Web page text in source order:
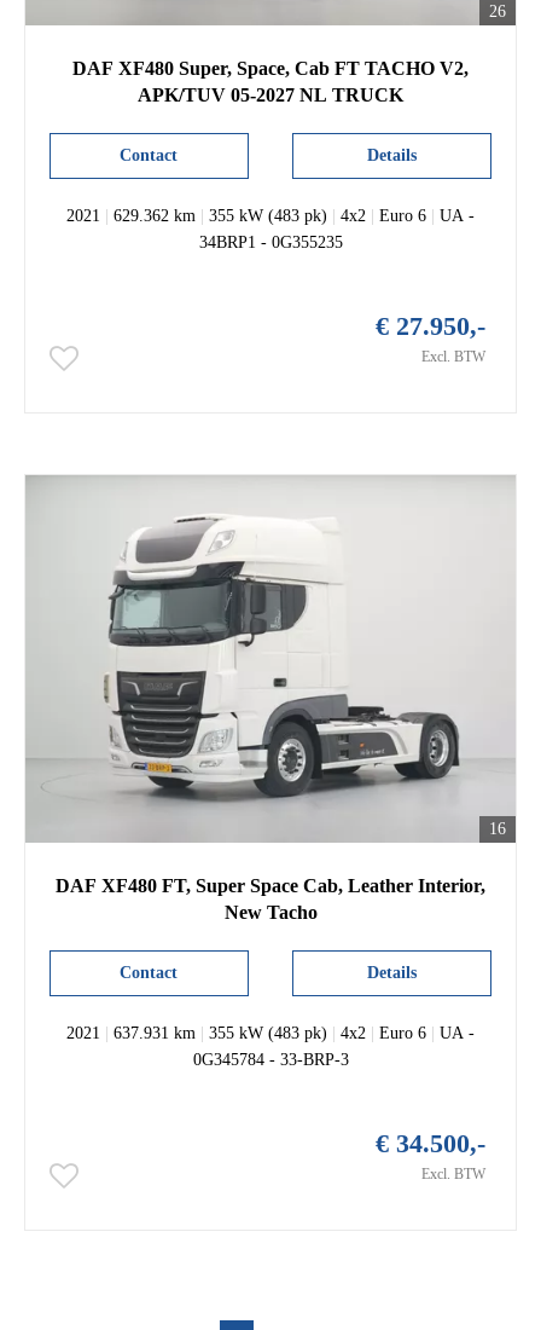
26
DAF XF480 Super, Space, Cab FT TACHO V2,
APK/TUV 05-2027 NL TRUCK
Details
Contact
2021 | 629.362 km | 355 kW (483 pk) | 4x2 | Euro 6 | UA -
34BRP1 - 0G355235
€ 27.950,-
Excl. BTW
16
DAF XF480 FT, Super Space Cab, Leather Interior,
New Tacho
Details
Contact
2021 637.931 km 355 kW (483 pk) 4x2 Euro 6
UA -
0G345784 - 33-BRP-3
€ 34.500,-
Excl. BTW